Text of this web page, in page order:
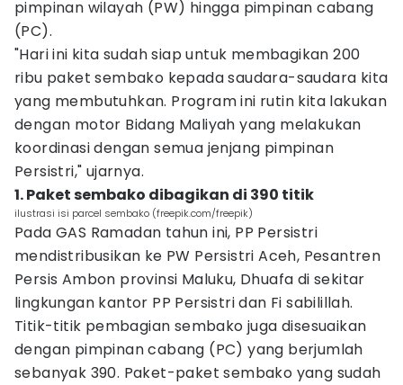
pimpinan wilayah (PW) hingga pimpinan cabang
(PC).
"Hari ini kita sudah siap untuk membagikan 200
ribu paket sembako kepada saudara-saudara kita
yang membutuhkan. Program ini rutin kita lakukan
dengan motor Bidang Maliyah yang melakukan
koordinasi dengan semua jenjang pimpinan
Persistri," ujarnya.
1. Paket sembako dibagikan di 390 titik
ilustrasi isi parcel sembako (freepik.com/freepik)
Pada GAS Ramadan tahun ini, PP Persistri
mendistribusikan ke PW Persistri Aceh, Pesantren
Persis Ambon provinsi Maluku, Dhuafa di sekitar
lingkungan kantor PP Persistri dan Fi sabilillah.
Titik-titik pembagian sembako juga disesuaikan
dengan pimpinan cabang (PC) yang berjumlah
sebanyak 390. Paket-paket sembako yang sudah